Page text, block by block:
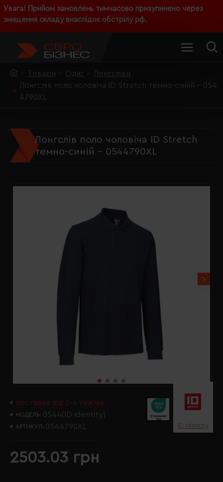
Увага! Прийом замовлень тимчасово призупинено через
знищення складу внаслідок обстрілу рф.
Товари Одяг
Лонгсліви
Лонгслів поло чоловіча ID Stretch темно-синій - 054
4790XL
Лонгслів поло чоловіча ID Stretch
темно-синій - 0544790XL
поставка від 2-х тижнів
МОДЕЛЬ: 0544(ID identity)
АРТИКУЛ: 0544790XL ID identity
2503.03 грн